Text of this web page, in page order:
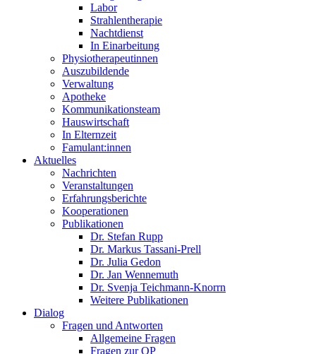
Labor
Strahlentherapie
Nachtdienst
In Einarbeitung
Physiotherapeutinnen
Auszubildende
Verwaltung
Apotheke
Kommunikationsteam
Hauswirtschaft
In Elternzeit
Famulant:innen
Aktuelles
Nachrichten
Veranstaltungen
Erfahrungsberichte
Kooperationen
Publikationen
Dr. Stefan Rupp
Dr. Markus Tassani-Prell
Dr. Julia Gedon
Dr. Jan Wennemuth
Dr. Svenja Teichmann-Knorrn
Weitere Publikationen
Dialog
Fragen und Antworten
Allgemeine Fragen
Fragen zur OP